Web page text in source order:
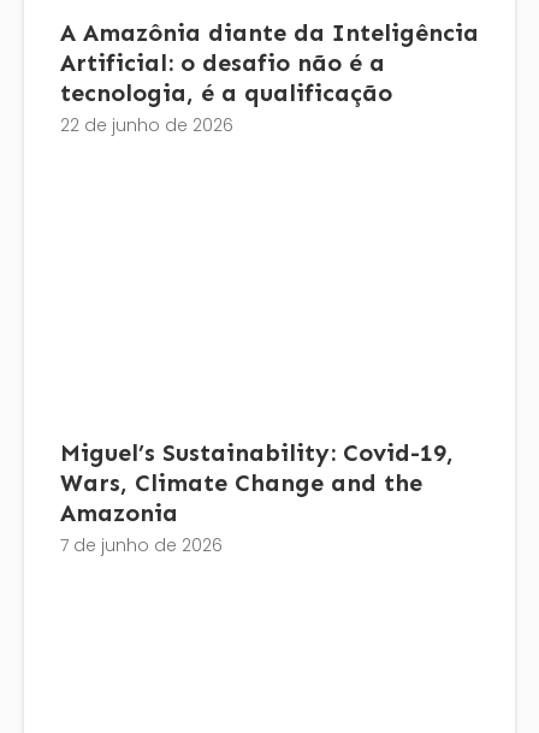
A Amazônia diante da Inteligência
Artificial: o desafio não é a
tecnologia, é a qualificação
22 de junho de 2026
Miguel’s Sustainability: Covid-19,
Wars, Climate Change and the
Amazonia
7 de junho de 2026